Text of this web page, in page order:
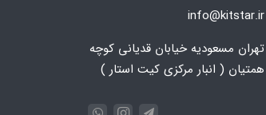
info@kitstar.ir
تهران مسعودیه خیابان قدیانی کوچه
همتیان ( انبار مرکزی کیت استار )